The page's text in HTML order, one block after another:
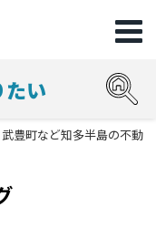
たい
豊町など知多半島の不動